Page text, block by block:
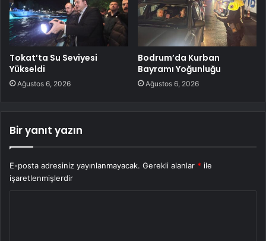
Tokat’ta Su Seviyesi
Yükseldi
Ağustos 6, 2026
Bodrum’da Kurban
Bayramı Yoğunluğu
Ağustos 6, 2026
Bir yanıt yazın
E-posta adresiniz yayınlanmayacak. Gerekli alanlar * ile
işaretlenmişlerdir